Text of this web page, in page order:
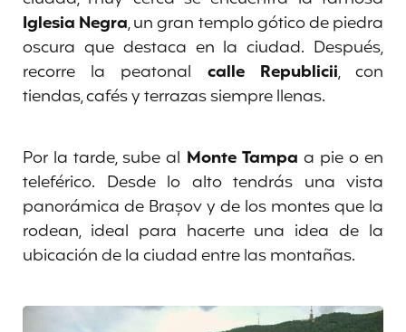
Iglesia Negra, un gran templo gótico de piedra
oscura que destaca en la ciudad. Después,
recorre la peatonal calle Republicii, con
tiendas, cafés y terrazas siempre llenas.
Por la tarde, sube al Monte Tampa a pie o en
teleférico. Desde lo alto tendrás una vista
panorámica de Brașov y de los montes que la
rodean, ideal para hacerte una idea de la
ubicación de la ciudad entre las montañas.